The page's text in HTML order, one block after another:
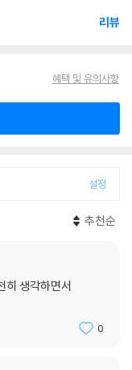
리뷰
혜택 및 유의사항
설정
추천순
히 생각하면서
0